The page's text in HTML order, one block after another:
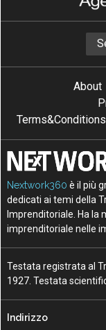
About
Nextwork360 è il più
dedicati ai temi della
Imprenditoriale. Ha la
imprenditoriale nelle
Testata registrata al
1927. Testata
Indirizzo